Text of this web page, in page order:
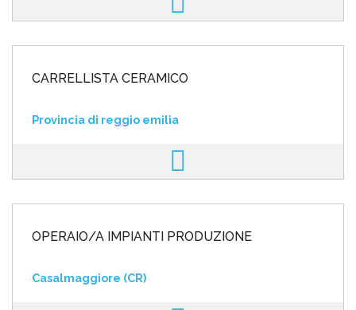
CARRELLISTA CERAMICO
Provincia di reggio emilia
OPERAIO/A IMPIANTI PRODUZIONE
Casalmaggiore (CR)